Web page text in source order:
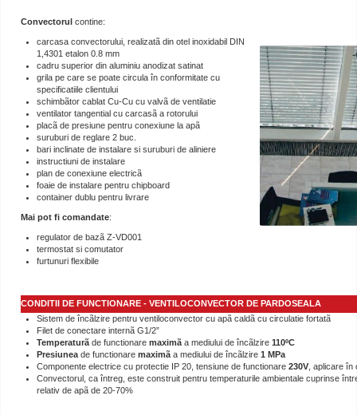
Convectorul contine:
carcasa convectorului, realizatã din otel inoxidabil DIN
1,4301 etalon 0.8 mm
cadru superior din aluminiu anodizat satinat
grila pe care se poate circula în conformitate cu
specificatiile clientului
schimbãtor cablat Cu-Cu cu valvã de ventilatie
ventilator tangential cu carcasã a rotorului
placã de presiune pentru conexiune la apã
suruburi de reglare 2 buc.
bari inclinate de instalare si suruburi de aliniere
instructiuni de instalare
plan de conexiune electricã
foaie de instalare pentru chipboard
container dublu pentru livrare
Mai pot fi comandate:
regulator de bazã Z-VD001
termostat si comutator
furtunuri flexibile
CONDITII DE FUNCTIONARE - VENTILOCONVECTOR DE PARDOSEALA
Sistem de încãlzire pentru ventiloconvector cu apã caldã cu circulatie fortatã
Filet de conectare internã G1/2”
Temperaturã de functionare maximã a mediului de încãlzire 110ºC
Presiunea de functionare maximã a mediului de încãlzire 1 MPa
Componente electrice cu protectie IP 20, tensiune de functionare 230V , aplicare
Convectorul, ca întreg, este construit pentru temperaturile ambientale cuprinse
relativ de apã de 20-70%